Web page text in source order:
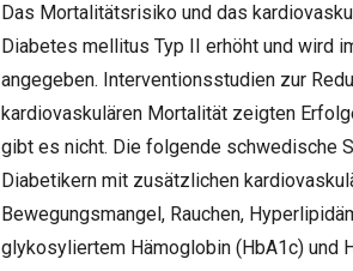
Das Mortalitätsrisiko und das
Diabetes mellitus Typ II erhöht und wird
angegeben. Interventionsstudien zur
kardiovaskulären Mortalität zeigten
gibt es nicht. Die folgende schwedische
Diabetikern mit zusätzlichen
Bewegungsmangel, Rauchen,
glykosyliertem Hämoglobin (HbA1c) und